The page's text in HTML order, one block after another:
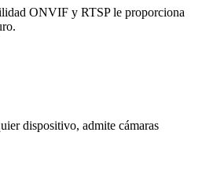
ONVIF y RTSP le proporciona
dispositivo, admite cámaras